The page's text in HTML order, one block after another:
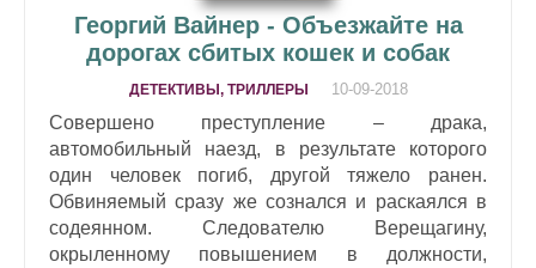
Георгий Вайнер - Объезжайте на
дорогах сбитых кошек и собак
ДЕТЕКТИВЫ, ТРИЛЛЕРЫ 10-09-2018
Совершено преступление – драка,
автомобильный наезд, в результате которого
один человек погиб, другой тяжело ранен.
Обвиняемый сразу же сознался и раскаялся в
содеянном. Следователю Верещагину,
окрыленному повышением в должности,